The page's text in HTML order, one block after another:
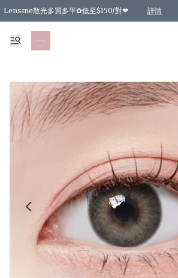
Lensme散光多買多平✿低至$150/對❤ 詳情
台灣Karacon⁩✧日拋 特價清貨❁⃘
日本韓國多款日/月拋現貨☼ 特價❤︎數量有限 售完即止
🇰🇷韓國多款月拋現貨 特價兩對$99✿數量有限 售完即
精選商品，任選買2件或以上9 折；買4件或以上85 折
精選商品，任選買2件HKD 140.00；買4件HKD
精選商品，任選買2件HKD 190.00；買4件HKD
精選商品，任選買2件HKD 110.00；買4件HKD
精選商品，任選買2件HKD 170.00；買4件HKD
精選商品，任選買2件或以上減HKD 148.00
精選商品，任選買2件或以上減HKD 148.00
精選商品，任選買2件或以上95 折；買4件或以上9
精選商品，任選買12件或以上87 折
精選商品，任選買2件或以上減HKD 16.00；買4件
精選商品，任選買2件或以上95 折；買4件或以上9
購物滿 HKD 800.00即享免運費優惠！（適用於 特定